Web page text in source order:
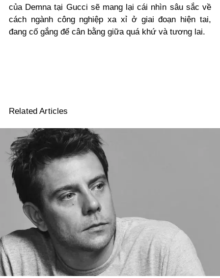
của Demna tại Gucci sẽ mang lại cái nhìn sâu sắc về
cách ngành công nghiệp xa xỉ ở giai đoạn hiện tai,
đang cố gắng để cân bằng giữa quá khứ và tương lai.
Related Articles